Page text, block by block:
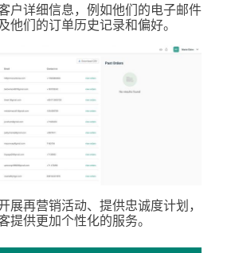
户详细信息，例如他们的电子邮件
他们的订单历史记录和偏好。
展再营销活动、提供忠诚度计划，
提供更加个性化的服务。